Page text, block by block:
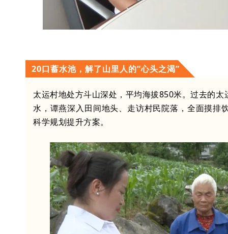
20口蓄水池，解了山里人的“心头之渴”
太运村地处方斗山深处，平均海拔850米。过去的
水，谭燕深入田间地头、走访村民院落，全面摸排
科学规划提升方案。